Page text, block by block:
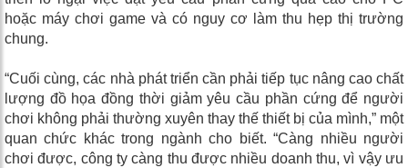
hoặc máy chơi game và có nguy cơ làm thu hẹp thị trường
chung.
“Cuối cùng, các nhà phát triển cần phải tiếp tục nâng cao chất
lượng đồ họa đồng thời giảm yêu cầu phần cứng để người
chơi không phải thường xuyên thay thế thiết bị của mình,” một
quan chức khác trong ngành cho biết. “Càng nhiều người
chơi được, công ty càng thu được nhiều doanh thu, vì vậy ưu